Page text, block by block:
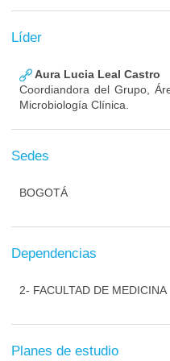
Líder
Aura Lucia Leal Castro
Coordiandora del Grupo,
Microbiología Clínica.
Sedes
BOGOTÁ
Dependencias
2- FACULTAD DE MEDICINA
Planes de estudio